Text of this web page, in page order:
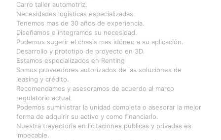
Carro taller automotriz.
Necesidades logísticas especializadas.
Tenemos mas de 30 años de experiencia.
Diseñamos e integramos su necesidad.
Podemos sugerir el chasis mas idóneo a su aplicación.
Desarrollo y prototipo de proyecto en 3D.
Estamos especializados en Renting
Somos proveedores autorizados de las soluciones de
leasing y crédito.
Recomendamos y asesoramos de acuerdo al marco
regulatorio actual.
Podemos suministrar la unidad completa o asesorar la mejor
forma de adquirir su activo y como financiarlo.
Nuestra trayectoria en licitaciones publicas y privadas es
impecable.